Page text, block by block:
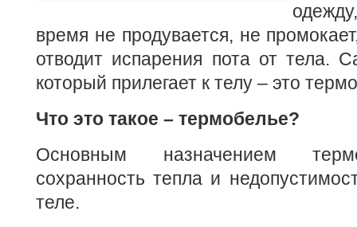
время не продувается, не
отводит испарения пота от тела.
который прилегает к телу – это
Что это такое – термобелье?
Основным назначением
сохранность тепла и
теле.